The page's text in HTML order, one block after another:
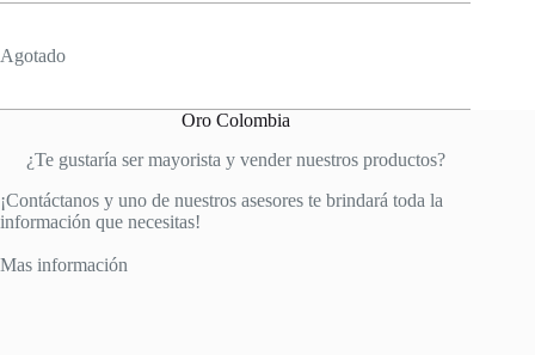
Agotado
Oro Colombia
¿Te gustaría ser mayorista y vender nuestros productos?
¡Contáctanos y uno de nuestros asesores te brindará toda la
información que necesitas!
Mas información